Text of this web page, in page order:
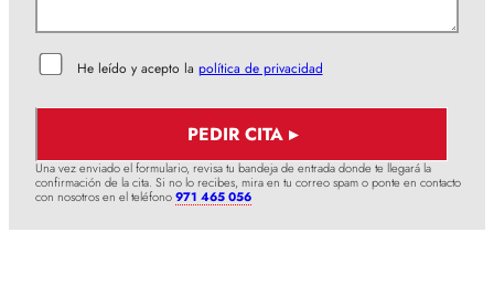
He leído y acepto la política de privacidad
Una vez enviado el formulario, revisa tu bandeja de entrada donde te llegará la
confirmación de la cita. Si no lo recibes, mira en tu correo spam o ponte en contacto
con nosotros en el teléfono971 465 056